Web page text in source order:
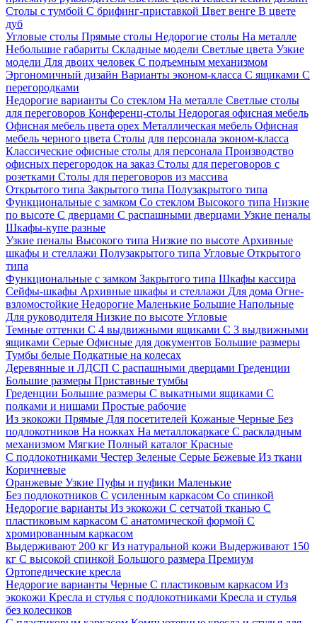
Столы с тумбой С брифинг-приставкой Цвет венге В цвете
дуб
Угловые столы Прямые столы Недорогие столы На металле
Небольшие габариты Складные модели Светлые цвета Узкие
модели Для двоих человек С подъемным механизмом
Эргономичный дизайн Варианты эконом-класса С ящиками С
перегородками
Недорогие варианты Со стеклом На металле Светлые столы
для переговоров Конференц-столы Недорогая офисная мебель
Офисная мебель цвета орех Металлическая мебель Офисная
мебель черного цвета Столы для персонала эконом-класса
Классические офисные столы для персонала Производство
офисных перегородок на заказ Столы для переговоров с
розетками Столы для переговоров из массива
Открытого типа Закрытого типа Полузакрытого типа
Функциональные с замком Со стеклом Высокого типа Низкие
по высоте С дверцами С распашными дверцами Узкие пеналы
Шкафы-купе разные
Узкие пеналы Высокого типа Низкие по высоте Архивные
шкафы и стеллажи Полузакрытого типа Угловые Открытого
типа
Функциональные с замком Закрытого типа Шкафы кассира
Сейфы-шкафы Архивные шкафы и стеллажи Для дома Огне-
взломостойкие Недорогие Маленькие Большие Напольные
Для руководителя Низкие по высоте Угловые
Темные оттенки С 4 выдвижными ящиками С 3 выдвижными
ящиками Серые Офисные для документов Большие размеры
Тумбы белые Подкатные на колесах
Деревянные и ЛДСП С распашными дверцами Греденции
Большие размеры Приставные тумбы
Греденции Большие размеры С выкатными ящиками С
полками и нишами Простые рабочие
Из экокожи Прямые Для посетителей Кожаные Черные Без
подлокотников На ножках На металлокаркасе С раскладным
механизмом Мягкие Полный каталог Красные
С подлокотниками Честер Зеленые Серые Бежевые Из ткани
Коричневые
Оранжевые Узкие Пуфы и пуфики Маленькие
Без подлокотников С усиленным каркасом Со спинкой
Недорогие варианты Из экокожи С сетчатой тканью С
пластиковым каркасом С анатомической формой С
хромированным каркасом
Выдерживают 200 кг Из натуральной кожи Выдерживают 150
кг С высокой спинкой Большого размера Премиум
Ортопедические кресла
Недорогие варианты Черные С пластиковым каркасом Из
экокожи Кресла и стулья с подлокотниками Кресла и стулья
без колесиков